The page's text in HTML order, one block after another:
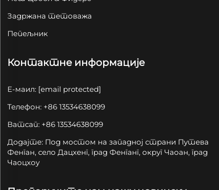
Задржана тетоважа
Пепељник
Контактне информације
Е-маил: [email protected]
Телефон: +86 13534638099
Ватсап: +86 13534638099
Додајте: Под мостом на западној страни Путева
Фенган, село Дацхенг, град Фенганг, округ Чаоан, град
Чаоцхоу